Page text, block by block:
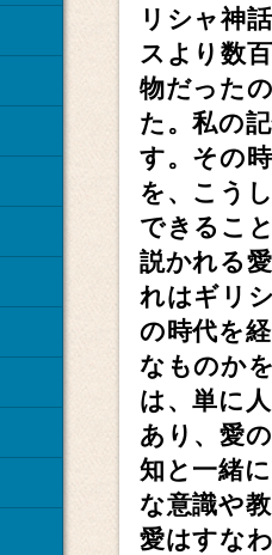
リシャ神
スより数
物だった
た。私の
す。その
を、こう
できるこ
説かれる
れはギリ
の時代を
なものか
は、単に
あり、愛
知と一緒
な意識や
愛はすな